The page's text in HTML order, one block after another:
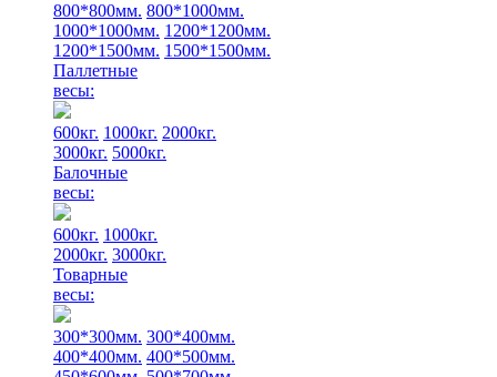
800*800мм. 800*1000мм.
1000*1000мм. 1200*1200мм.
1200*1500мм. 1500*1500мм.
Паллетные
весы:
600кг. 1000кг. 2000кг.
3000кг. 5000кг.
Балочные
весы:
600кг. 1000кг.
2000кг. 3000кг.
Товарные
весы:
300*300мм. 300*400мм.
400*400мм. 400*500мм.